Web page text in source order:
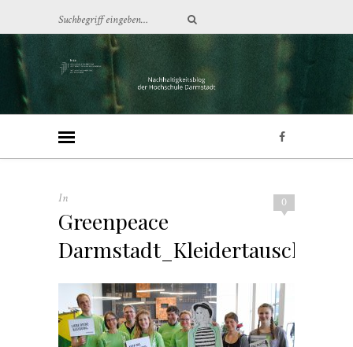
0
In
Greenpeace
Darmstadt_Kleidertausch7